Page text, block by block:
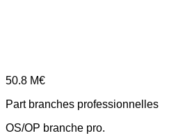
50.8 M€
Part branches professionnelles
OS/OP branche pro.